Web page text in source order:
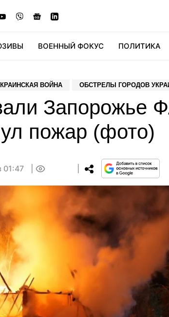
ВОЕННЫЙ ФОКУС ПОЛИТИКА
ВОЙНА ОБСТРЕЛЫ ГОРОДОВ
Запорожье
пожар (фото)
01:47